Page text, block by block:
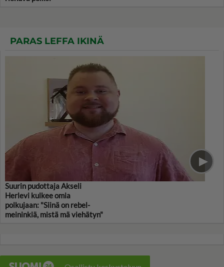
PARAS LEFFA IKINÄ
Suurin pudottaja Akseli
Herlevi kulkee omia
polkujaan: "Siinä on rebel-
meininkiä, mistä mä viehätyn"